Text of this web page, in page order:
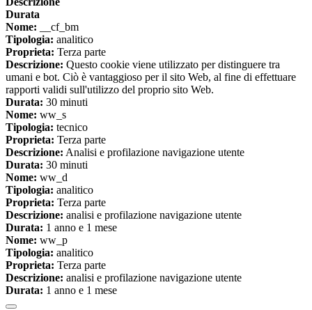
Durata
Nome: __cf_bm
Tipologia: analitico
Proprieta: Terza parte
Descrizione: Questo cookie viene utilizzato per distinguere tra
umani e bot. Ciò è vantaggioso per il sito Web, al fine di effettuare
rapporti validi sull'utilizzo del proprio sito Web.
Durata: 30 minuti
Nome: ww_s
Tipologia: tecnico
Proprieta: Terza parte
Descrizione: Analisi e profilazione navigazione utente
Durata: 30 minuti
Nome: ww_d
Tipologia: analitico
Proprieta: Terza parte
Descrizione: analisi e profilazione navigazione utente
Durata: 1 anno e 1 mese
Nome: ww_p
Tipologia: analitico
Proprieta: Terza parte
Descrizione: analisi e profilazione navigazione utente
Durata: 1 anno e 1 mese